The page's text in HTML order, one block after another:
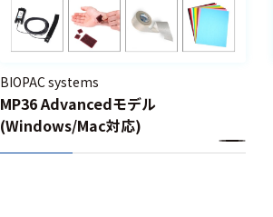
BIOPAC systems
MP36 Advancedモデル
(Windows/Mac対応)